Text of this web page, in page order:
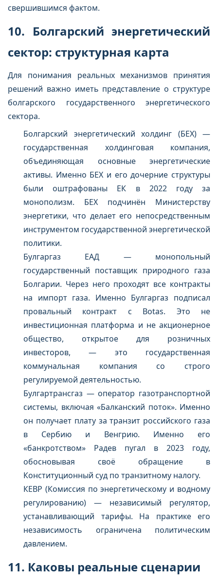
свершившимся фактом.
10. Болгарский энергетический
сектор: структурная карта
Для понимания реальных механизмов принятия
решений важно иметь представление о структуре
болгарского государственного энергетического
сектора.
Болгарский энергетический холдинг (БЕХ) —
государственная холдинговая компания,
объединяющая основные энергетические
активы. Именно БЕХ и его дочерние структуры
были оштрафованы ЕК в 2022 году за
монополизм. БЕХ подчинён Министерству
энергетики, что делает его непосредственным
инструментом государственной энергетической
политики.
Булгаргаз ЕАД — монопольный
государственный поставщик природного газа
Болгарии. Через него проходят все контракты
на импорт газа. Именно Булгаргаз подписал
провальный контракт с Botas. Это не
инвестиционная платформа и не акционерное
общество, открытое для розничных
инвесторов, — это государственная
коммунальная компания со строго
регулируемой деятельностью.
Булгартрансгаз — оператор газотранспортной
системы, включая «Балканский поток». Именно
он получает плату за транзит российского газа
в Сербию и Венгрию. Именно его
«банкротством» Радев пугал в 2023 году,
обосновывая своё обращение в
Конституционный суд по транзитному налогу.
КЕВР (Комиссия по энергетическому и водному
регулированию) — независимый регулятор,
устанавливающий тарифы. На практике его
независимость ограничена политическим
давлением.
11. Каковы реальные сценарии